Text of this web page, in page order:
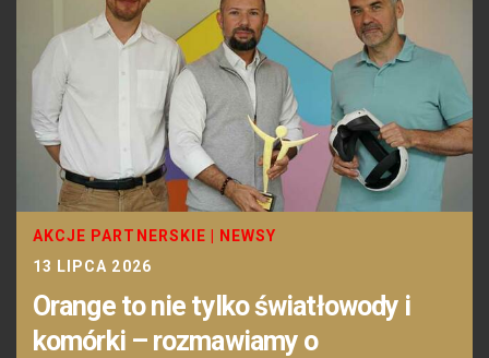
AKCJE PARTNERSKIE
NEWSY
13 LIPCA 2026
Orange to nie tylko światłowody i
komórki – rozmawiamy o